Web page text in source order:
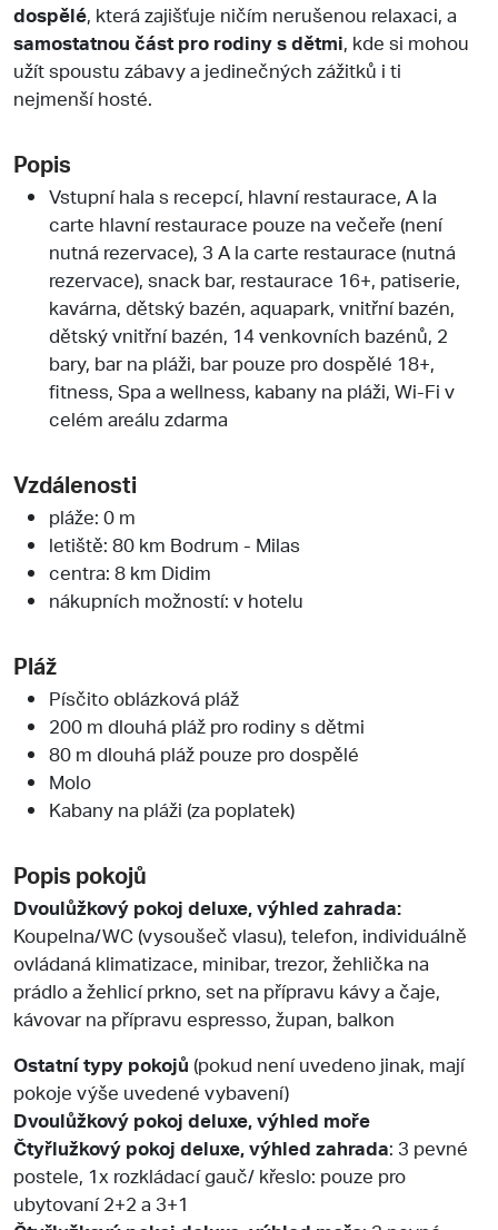
dospělé, která zajišťuje ničím nerušenou relaxaci, a
samostatnou část pro rodiny s dětmi, kde si mohou
užít spoustu zábavy a jedinečných zážitků i ti
nejmenší hosté.
Popis
Vstupní hala s recepcí, hlavní restaurace, A la
carte hlavní restaurace pouze na večeře (není
nutná rezervace), 3 A la carte restaurace (nutná
rezervace), snack bar, restaurace 16+, patiserie,
kavárna, dětský bazén, aquapark, vnitřní bazén,
dětský vnitřní bazén, 14 venkovních bazénů, 2
bary, bar na pláži, bar pouze pro dospělé 18+,
fitness, Spa a wellness, kabany na pláži, Wi-Fi v
celém areálu zdarma
Vzdálenosti
pláže: 0 m
letiště: 80 km Bodrum - Milas
centra: 8 km Didim
nákupních možností: v hotelu
Pláž
Písčito oblázková pláž
200 m dlouhá pláž pro rodiny s dětmi
80 m dlouhá pláž pouze pro dospělé
Molo
Kabany na pláži (za poplatek)
Popis pokojů
Dvoulůžkový pokoj deluxe, výhled zahrada:
Koupelna/WC (vysoušeč vlasu), telefon, individuálně
ovládaná klimatizace, minibar, trezor, žehlička na
prádlo a žehlicí prkno, set na přípravu kávy a čaje,
kávovar na přípravu espresso, župan, balkon
Ostatní typy pokojů (pokud není uvedeno jinak, mají
pokoje výše uvedené vybavení)
Dvoulůžkový pokoj deluxe, výhled moře
Čtyřlužkový pokoj deluxe, výhled zahrada: 3 pevné
postele, 1x rozkládací gauč/ křeslo: pouze pro
ubytovaní 2+2 a 3+1